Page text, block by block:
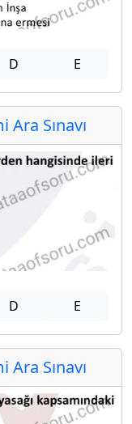
D E
Sınavı
D E
Sınavı